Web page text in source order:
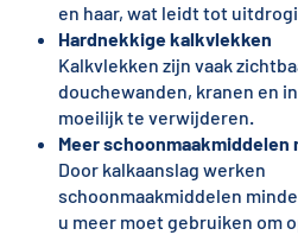
en haar, wat leidt tot
Hardnekkige kalkvlekken
Kalkvlekken zijn vaak
douchewanden, kranen en
moeilijk te verwijderen.
Meer schoonmaakmiddelen
Door kalkaanslag werken
schoonmaakmiddelen
u meer moet gebruiken om